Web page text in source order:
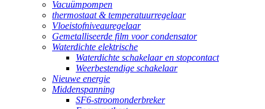
Vacuümpompen
thermostaat & temperatuurregelaar
Vloeistofniveauregelaar
Gemetalliseerde film voor condensator
Waterdichte elektrische
Waterdichte schakelaar en stopcontact
Weerbestendige schakelaar
Nieuwe energie
Middenspanning
SF6-stroomonderbreker